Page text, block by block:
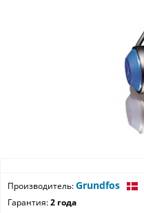
Производитель:Grundfos
Гарантия:2 года